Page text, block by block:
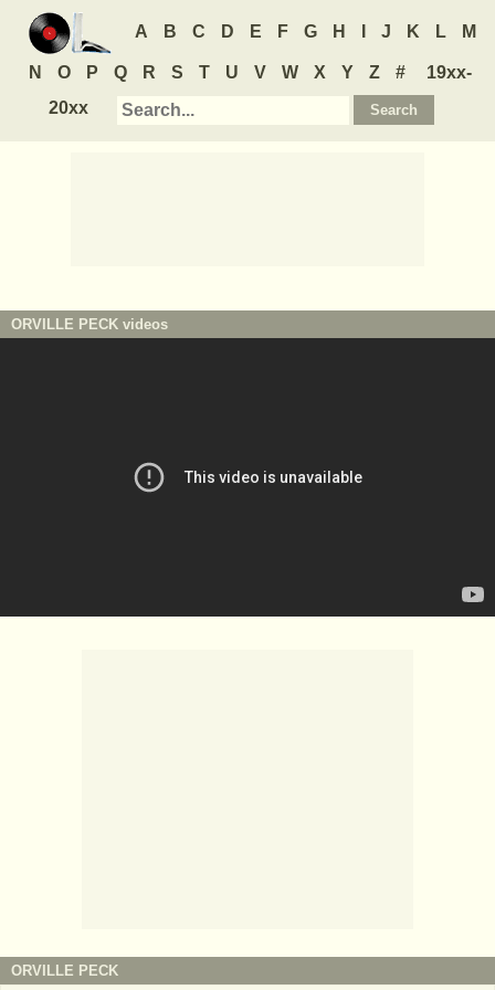
A B C D E F G H J K L M
N O P Q R S T U V W X Y Z #
19xx-
20xx
ORVILLE PECK videos
ORVILLE PECK